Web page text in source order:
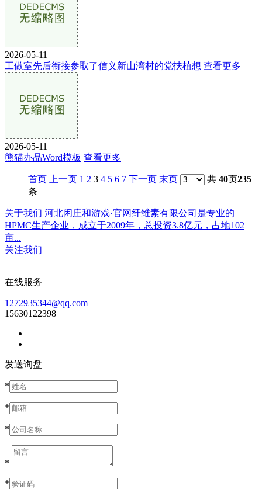
2026-05-11
工做室先后衔接参取了信义新山湾村的党扶植想 查看更多
2026-05-11
熊猫办品Word模板 查看更多
首页 上一页 1 2 3 4 5 6 7 下一页 末页 共 40页235
条
关于我们 河北闲庄和游戏·官网纤维素有限公司是专业的
HPMC生产企业，成立于2009年，总投资3.8亿元，占地102
亩...
关注我们
在线服务
1272935344@qq.com
15630122398
发送询盘
*
*
*
*
*